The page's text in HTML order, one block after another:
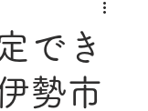
でき
勢市